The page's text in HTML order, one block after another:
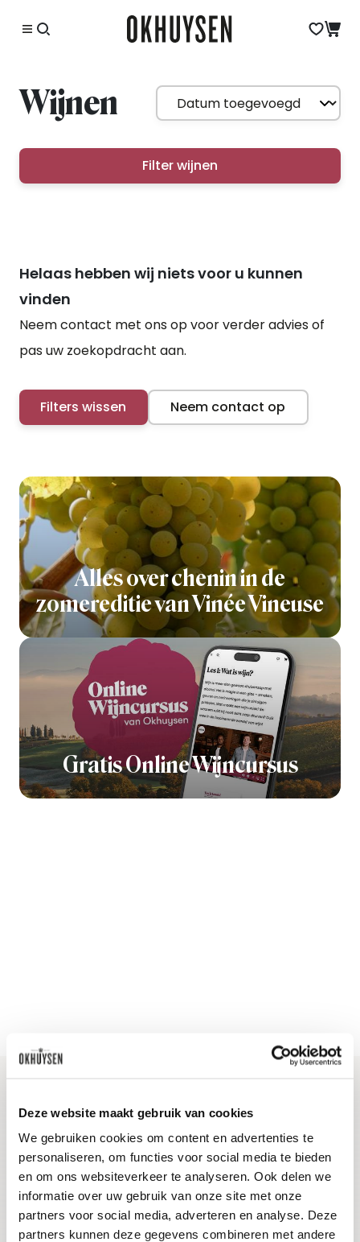
Deze website maakt gebruik van cookies
We gebruiken cookies om content en advertenties te
personaliseren, om functies voor social media te bieden
en om ons websiteverkeer te analyseren. Ook delen we
informatie over uw gebruik van onze site met onze
partners voor social media, adverteren en analyse. Deze
partners kunnen deze gegevens combineren met andere
Wijnen
Filter wijnen
Helaas hebben wij niets voor u kunnen
vinden
Neem contact met ons op voor verder advies of
pas uw zoekopdracht aan.
Filters wissen Neem contact op
Alles over chenin in de
zomereditie van Vinée Vineuse
Gratis Online Wijncursus
Blijf op de hoogte
Ontvang het laatste wijnnieuws, proeverijen en
evenementen
E-mailadres